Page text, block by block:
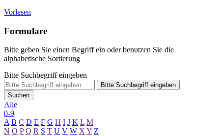
Vorlesen
Formulare
Bitte geben Sie einen Begriff ein oder benutzen Sie die
alphabetische Sortierung
Bitte Suchbegriff eingeben
Bitte Suchbegriff eingeben
Suchen
Alle
0-9
A B C D E F G H I J K L M
N O P Q R S T U V W XY Z